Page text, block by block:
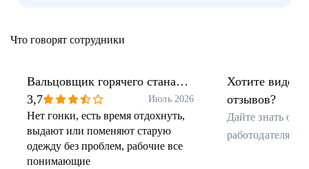
Что говорят сотрудники
Вальцовщик горячего стана
прокатки
3,7 Июль 2026
Нет гонки, есть время отдохнуть,
выдают или поменяют старую
одежду без проблем, рабочие все
понимающие
Хотите видеть
отзывов?
Дайте знать об
работодателя